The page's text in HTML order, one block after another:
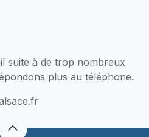
suite à de trop nombreux
plus au téléphone.